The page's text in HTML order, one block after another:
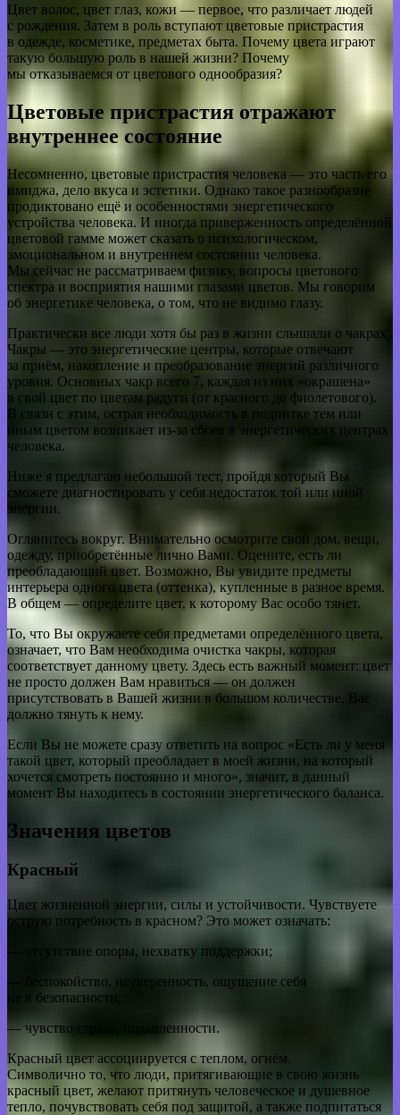
Цвет волос, цвет глаз, кожи — первое, что различает людей
с рождения. Затем в роль вступают цветовые пристрастия
в одежде, косметике, предметах быта. Почему цвета играют
такую большую роль в нашей жизни? Почему
мы отказываемся от цветового однообразия?
Цветовые пристрастия отражают
внутреннее состояние
Несомненно, цветовые пристрастия человека — это часть его
имиджа, дело вкуса и эстетики. Однако такое разнообразие
продиктовано ещё и особенностями энергетического
устройства человека. И иногда приверженность определённой
цветовой гамме может сказать о психологическом,
эмоциональном и внутреннем состоянии человека.
Мы сейчас не рассматриваем физику, вопросы цветового
спектра и восприятия нашими глазами цветов. Мы говорим
об энергетике человека, о том, что не видимо глазу.
Практически все люди хотя бы раз в жизни слышали о чакрах.
Чакры — это энергетические центры, которые отвечают
за приём, накопление и преобразование энергий различного
уровня. Основных чакр всего 7, каждая из них «окрашена»
в свой цвет по цветам радуги (от красного до фиолетового).
В связи с этим, острая необходимость в подпитке тем или
иным цветом возникает из-за сбоев в энергетических центрах
человека.
Ниже я предлагаю небольшой тест, пройдя который Вы
сможете диагностировать у себя недостаток той или иной
энергии.
Оглянитесь вокруг. Внимательно осмотрите свой дом, вещи,
одежду, приобретённые лично Вами. Оцените, есть ли
преобладающий цвет. Возможно, Вы увидите предметы
интерьера одного цвета (оттенка), купленные в разное время.
В общем — определите цвет, к которому Вас особо тянет.
То, что Вы окружаете себя предметами определённого цвета,
означает, что Вам необходима очистка чакры, которая
соответствует данному цвету. Здесь есть важный момент: цвет
не просто должен Вам нравиться — он должен
присутствовать в Вашей жизни в большом количестве, Вас
должно тянуть к нему.
Если Вы не можете сразу ответить на вопрос «Есть ли у меня
такой цвет, который преобладает в моей жизни, на который
хочется смотреть постоянно и много», значит, в данный
момент Вы находитесь в состоянии энергетического баланса.
Значения цветов
Красный
Цвет жизненной энергии, силы и устойчивости. Чувствуете
острую потребность в красном? Это может означать:
— отсутствие опоры, нехватку поддержки;
— беспокойство, неуверенность, ощущение себя
не в безопасности;
— чувство страха, подавленности.
Красный цвет ассоциируется с теплом, огнём.
Символично то, что люди, притягивающие в свою жизнь
красный цвет, желают притянуть человеческое и душевное
тепло, почувствовать себя под защитой, а также подпитаться